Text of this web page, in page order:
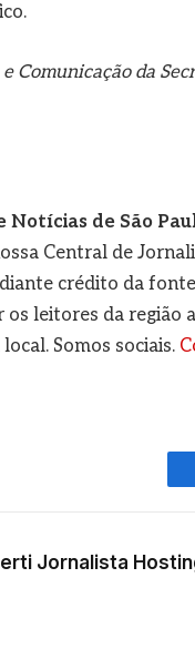
Comunicação da
Notícias de São
Central de
crédito da fonte
leitores da região
Somos sociais.
Jornalista